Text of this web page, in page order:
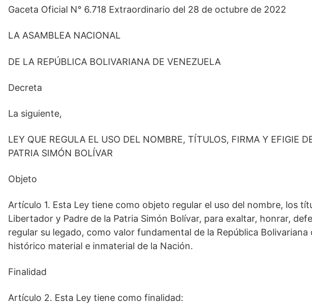
Gaceta Oficial N° 6.718 Extraordinario del 28 de octubre de 2022
LA ASAMBLEA NACIONAL
DE LA REPÚBLICA BOLIVARIANA DE VENEZUELA
Decreta
La siguiente,
LEY QUE REGULA EL USO DEL NOMBRE, TÍTULOS, FIRMA Y EFIGIE
PATRIA SIMÓN BOLÍVAR
Objeto
Artículo 1. Esta Ley tiene como objeto regular el uso del nombre, los
Libertador y Padre de la Patria Simón Bolívar, para exaltar, honrar,
regular su legado, como valor fundamental de la República
histórico material e inmaterial de la Nación.
Finalidad
Artículo 2. Esta Ley tiene como finalidad: